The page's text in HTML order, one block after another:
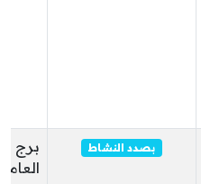
بصدد النشاط
برج